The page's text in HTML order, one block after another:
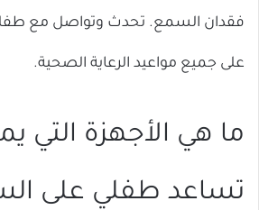
فقدان السمع. تحدث وتواصل مع
على جميع مواعيد الرعاية الصحية.
ما هي الأجهزة التي
تساعد طفلي على